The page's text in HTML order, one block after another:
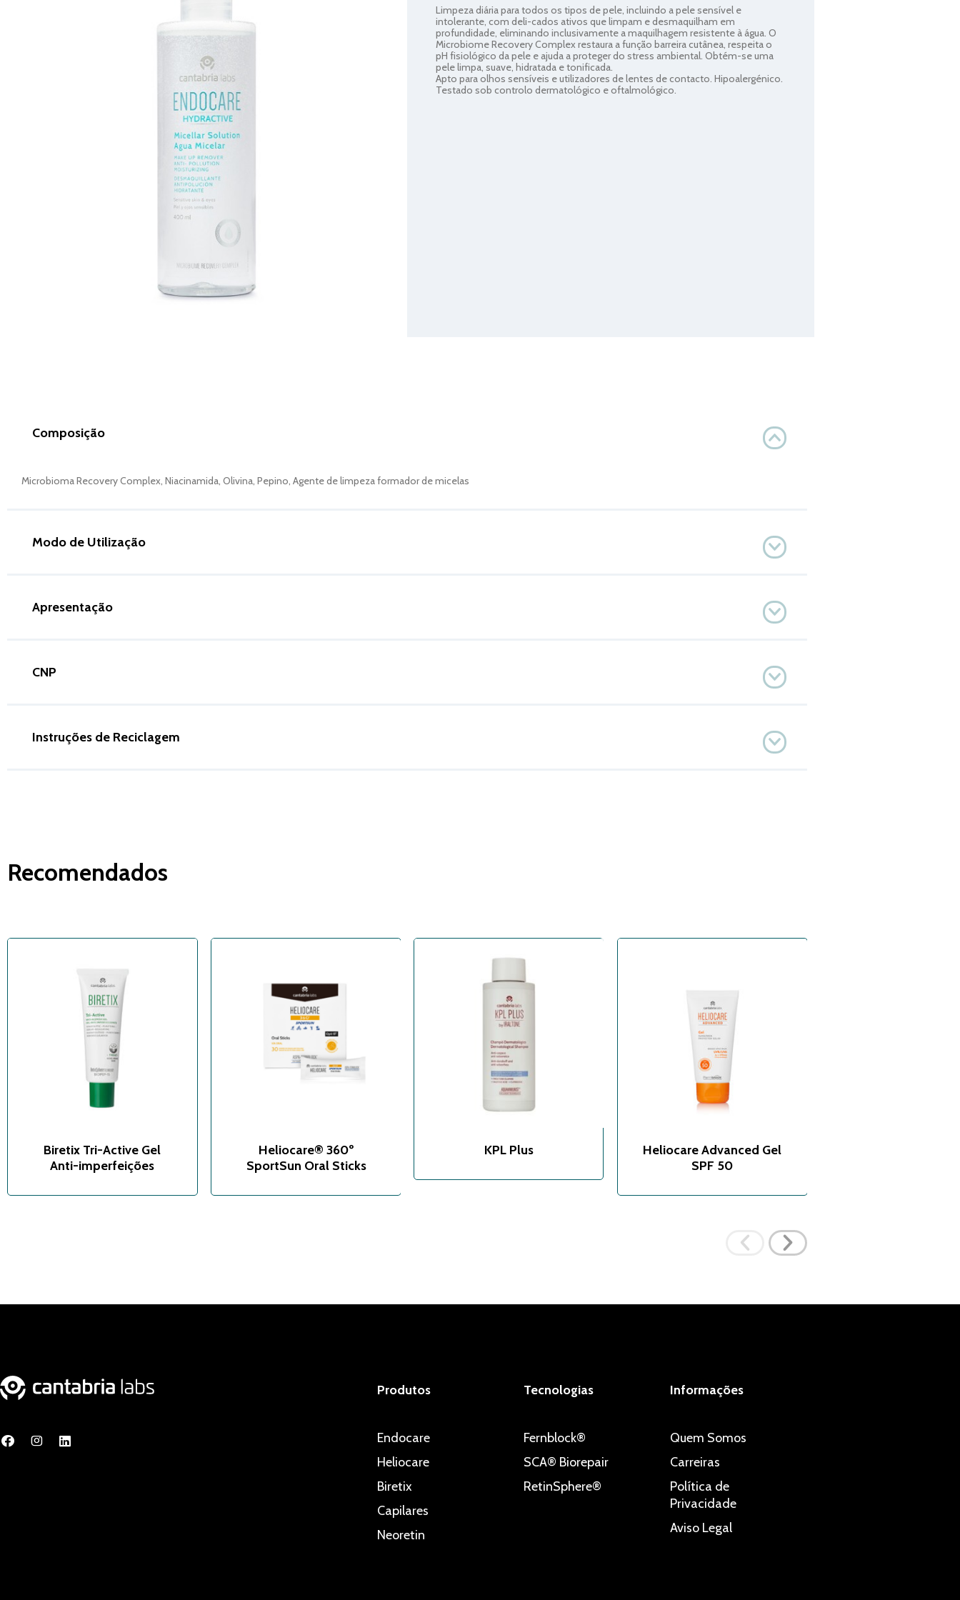
Limpeza diária para todos os tipos de pele, incluindo a pele sensível e
intolerante, com deli-cados ativos que limpam e desmaquilham em
profundidade, eliminando inclusivamente a maquilhagem resistente à água. O
Microbiome Recovery Complex restaura a função barreira cutânea, respeita o
pH fisiológico da pele e ajuda a proteger do stress ambiental. Obtém-se uma
pele limpa, suave, hidratada e tonificada.
Apto para olhos sensíveis e utilizadores de lentes de contacto. Hipoalergénico.
Testado sob controlo dermatológico e oftalmológico.
Composição
Microbioma Recovery Complex, Niacinamida, Olivina, Pepino, Agente de limpeza formador de micelas
Modo de Utilização
Apresentação
CNP
Instruções de Reciclagem
Recomendados
Biretix Tri-Active Gel
Anti-imperfeições
Heliocare® 360º
SportSun Oral Sticks
KPL Plus
Heliocare Advanced Gel
SPF 50
Produtos
Endocare
Heliocare
Biretix
Capilares
Neoretin
Tecnologias
Fernblock®
SCA® Biorepair
RetinSphere®
Informações
Quem Somos
Carreiras
Política de
Privacidade
Aviso Legal